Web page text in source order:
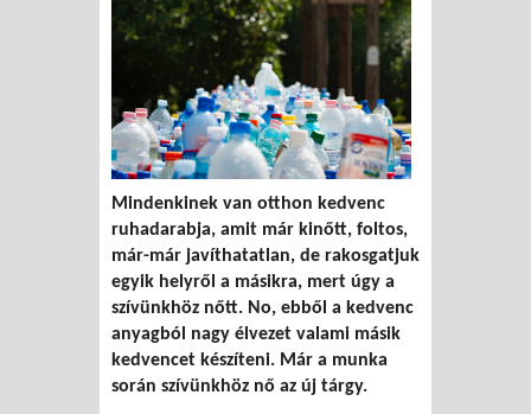
Mindenkinek van otthon kedvenc
ruhadarabja, amit már kinőtt, foltos,
már-már javíthatatlan, de rakosgatjuk
egyik helyről a másikra, mert úgy a
szívünkhöz nőtt. No, ebből a kedvenc
anyagból nagy élvezet valami másik
kedvencet készíteni. Már a munka
során szívünkhöz nő az új tárgy.